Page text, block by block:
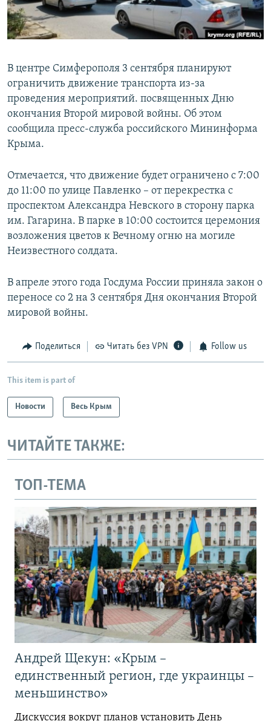
ПОБЕДИТЕЛЕЙ НЕ СУДЯТ?
КРЫМ.НЕПОКОРЕННЫЙ
УКРАИНСКАЯ ПРОБЛЕМА КРЫМА
ПРИСОЕДИНЯЙТЕСЬ!
В центре Симферополя 3 сентября планируют
ограничить движение транспорта из-за
проведения мероприятий. посвященных Дню
окончания Второй мировой войны. Об этом
сообщила пресс-служба российского Мининформа
Крыма.
Отмечается, что движение будет ограничено с 7:00
до 11:00 по улице Павленко – от перекрестка с
проспектом Александра Невского в сторону парка
им. Гагарина. В парке в 10:00 состоится церемония
возложения цветов к Вечному огню на могиле
Неизвестного солдата.
В апреле этого года Госдума России приняла закон о
переносе со 2 на 3 сентября Дня окончания Второй
мировой войны.
Поделиться Читать без VPN Follow us
This item is part of
Новости Весь Крым
ЧИТАЙТЕ ТАКЖЕ:
ТОП-ТЕМА
Андрей Щекун: «Крым –
единственный регион, где украинцы –
меньшинство»
Дискуссия вокруг планов установить День